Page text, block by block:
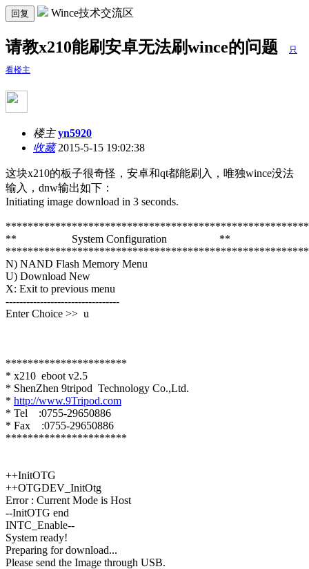
回复 Wince技术交流区
请教x210能刷安卓无法刷wince的问题 只
看楼主
楼主 yn5920
收藏2015-5-15 19:02:38
这块x210的板子很奇怪，安卓和qt都能刷入，唯独wince没法
输入，dnw输出如下：
Initiating image download in 3 seconds.
** System Configuration **
N) NAND Flash Memory Menu
U) Download New
X: Exit to previous menu
---------------------------------
Enter Choice >> u
**********************
* x210 eboot v2.5
* ShenZhen 9tripod Technology Co.,Ltd.
* http://www.9Tripod.com
* Tel :0755-29650886
* Fax :0755-29650886
**********************
++InitOTG
++OTGDEV_InitOtg
Error : Current Mode is Host
--InitOTG end
INTC_Enable--
System ready!
Preparing for download...
Please send the Image through USB.